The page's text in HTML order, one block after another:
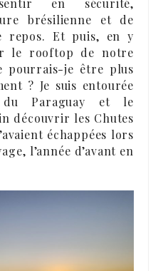
en sécurité,
brésilienne et de
repos. Et puis, en y
le rooftop de notre
pourrais-je être plus
? Je suis entourée
Paraguay et le
découvrir les Chutes
échappées lors
l’année d’avant en